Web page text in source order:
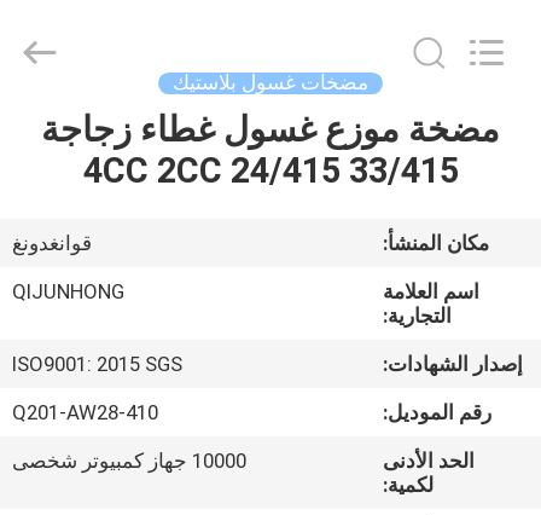
المنزل
برنامج
جولة
PRODUCTS
MANUFACTORY
مضخات غسول بلاستيك
مضخة موزع غسول غطاء زجاجة
4CC 2CC 24/415 33/415
مكان المنشأ:
قوانغدونغ
اسم العلامة
التجارية:
QIJUNHONG
إصدار الشهادات:
ISO9001: 2015 SGS
رقم الموديل:
Q201-AW28-410
الحد الأدنى
لكمية:
10000 جهاز كمبيوتر شخصى